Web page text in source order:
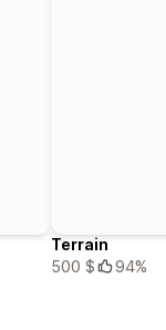
Terrain
500 $
94%